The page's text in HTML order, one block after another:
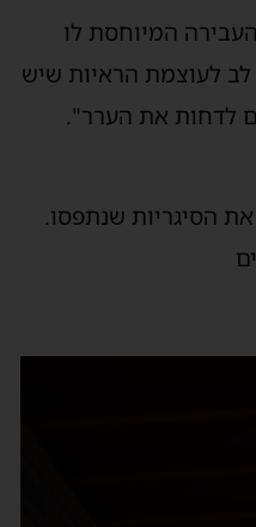
המיוחסת לו
לב לעוצמת הראיות שיש
לדחות את הערר".
הסיגריות שנתפסו.